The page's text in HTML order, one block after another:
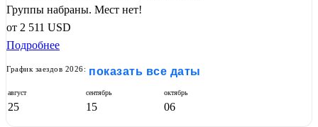
Группы набраны. Мест нет!
от 2 511 USD
Подробнее
График заездов 2026: показать все даты
август
25
сентябрь
15
октябрь
06